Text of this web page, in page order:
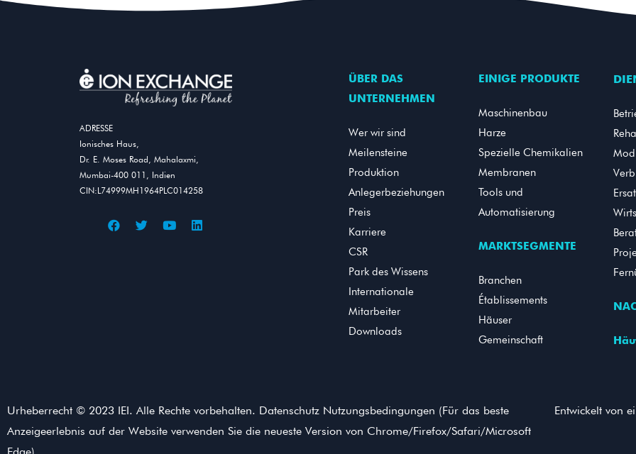
ADRESSE
Ionisches Haus,
Dr. E. Moses Road, Mahalaxmi,
Mumbai-400 011, Indien
CIN:L74999MH1964PLC014258
ÜBER DAS
UNTERNEHMEN
Wer wir sind
Meilensteine
Produktion
Anlegerbeziehungen
Preis
Karriere
CSR
Park des Wissens
Internationale
Mitarbeiter
Downloads
EINIGE PRODUKTE
Maschinenbau
Harze
Spezielle Chemikalien
Membranen
Tools und
Automatisierung
MARKTSEGMENTE
Branchen
Établissements
Häuser
Gemeinschaft
Urheberrecht © 2023 IEI. Alle Rechte vorbehalten. Datenschutz Nutzungsbedingungen (Für das beste
Anzeigeerlebnis auf der Website verwenden Sie die neueste Version von Chrome/Firefox/Safari/Microsoft
Entwickelt von